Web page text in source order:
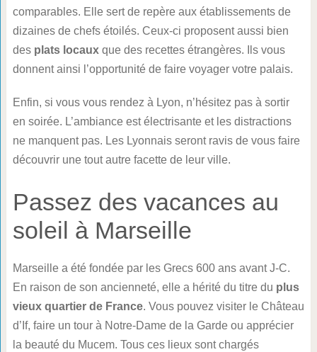
comparables. Elle sert de repère aux établissements de
dizaines de chefs étoilés. Ceux-ci proposent aussi bien
des plats locauxque des recettes étrangères. Ils vous
donnent ainsi l’opportunité de faire voyager votre palais.
Enfin, si vous vous rendez à Lyon, n’hésitez pas à sortir
en soirée. L’ambiance est électrisante et les distractions
ne manquent pas. Les Lyonnais seront ravis de vous faire
découvrir une tout autre facette de leur ville.
Passez des vacances au
soleil à Marseille
Marseille a été fondée par les Grecs 600 ans avant J-C.
En raison de son ancienneté, elle a hérité du titre du plus
vieux quartier de France. Vous pouvez visiter le Château
d’If, faire un tour à Notre-Dame de la Garde ou apprécier
la beauté du Mucem. Tous ces lieux sont chargés